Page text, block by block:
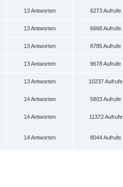
13 Antworten 6273 Aufrufe
13 Antworten 6668 Aufrufe
13 Antworten 8785 Aufrufe
13 Antworten 9678 Aufrufe
13 Antworten 10237 Aufrufe
14 Antworten 5803 Aufrufe
14 Antworten 11372 Aufrufe
14 Antworten 8044 Aufrufe